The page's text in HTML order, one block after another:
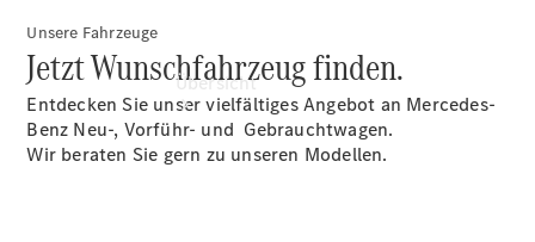
Übersicht
Unsere Fahrzeuge
Jetzt Wunschfahrzeug finden.
Entdecken Sie unser vielfältiges Angebot an Mercedes-
Benz Neu-, Vorführ- und Gebrauchtwagen.
Wir beraten Sie gern zu unseren Modellen.